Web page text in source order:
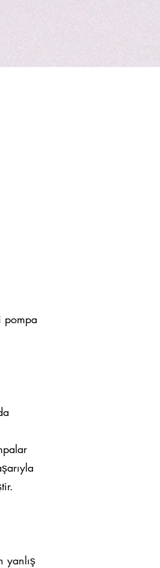
pompa
yanlış